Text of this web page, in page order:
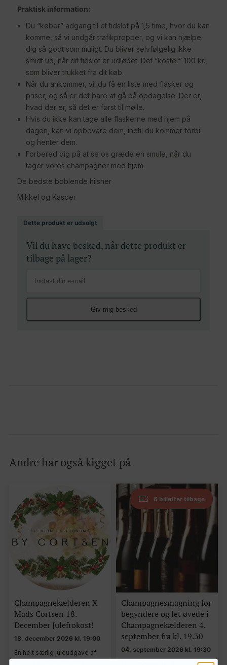
Praktisk information:
Du “køber” adgang til et tidslot på 1,5 time, hvor du kan
komme, så vi undgår trafikpropper, og vi kan hjælpe
dig så godt som muligt. Du bliver selvfølgelig ikke
smidt ud, når dit tidslot er udløbet. Det “koster” 100 kr.,
som bliver trukket fra dit køb.
Når du ankommer, vil du få en liste med flasker og
priser, og så er det bare at gå på opdagelse. Der er,
hvad der er, så det er først til mølle.
Hvis du ikke kan tage alle flaskerne med hjem på
dagen, kan vi opbevare dem, indtil du kommer forbi
og henter dem.
Forbered dig på at se os græde en smule, når du
tager vores champagner med hjem.
De bedste boblende hilsner
Mikkel og Kasper
Dette produkt er udsolgt
Vil du have besked, når dette produkt er
tilbage på lager?
Giv mig besked
Andre har også kigget på
Champagnekælderen X
Mads Cortsen 18.
December Julefrokost!
18. december 2026 kl. 19:00
En helt særlig juleudgave af
vores samarbejde med
Champagnesmagning for
begyndere og let øvede i
Champagnekælderen 4.
september fra kl. 19.30
04. september 2026 kl. 19:30
6 billetter tilbage